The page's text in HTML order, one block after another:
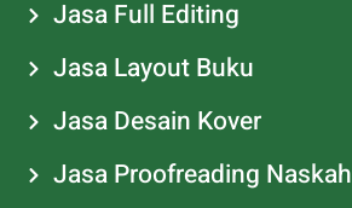
Jasa Full Editing
Jasa Layout Buku
Jasa Desain Kover
Jasa Proofreading Naskah